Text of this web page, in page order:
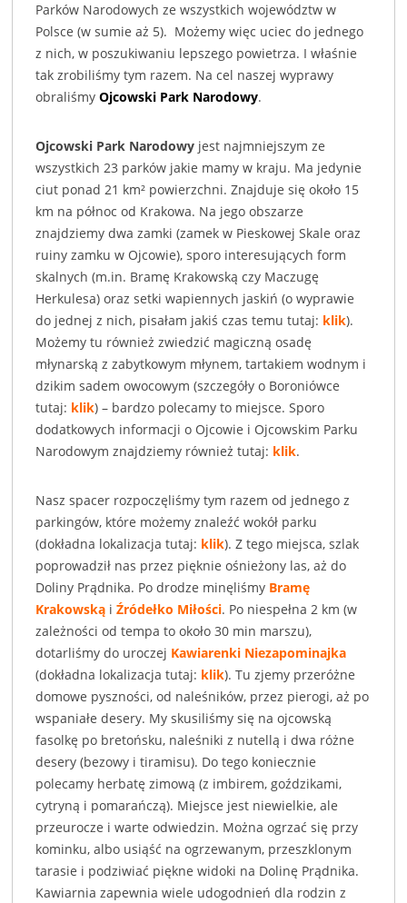
Parków Narodowych ze wszystkich województw w
Polsce (w sumie aż 5). Możemy więc uciec do jednego
z nich, w poszukiwaniu lepszego powietrza. I właśnie
tak zrobiliśmy tym razem. Na cel naszej wyprawy
obraliśmyOjcowski Park Narodowy.
Ojcowski Park Narodowy jest najmniejszym ze
wszystkich 23 parków jakie mamy w kraju. Ma jedynie
ciut ponad 21 km² powierzchni. Znajduje się około 15
km na północ od Krakowa. Na jego obszarze
znajdziemy dwa zamki (zamek w Pieskowej Skale oraz
ruiny zamku w Ojcowie), sporo interesujących form
skalnych (m.in. Bramę Krakowską czy Maczugę
Herkulesa) oraz setki wapiennych jaskiń (o wyprawie
do jednej z nich, pisałam jakiś czas temu tutaj: klik).
Możemy tu również zwiedzić magiczną osadę
młynarską z zabytkowym młynem, tartakiem wodnym i
dzikim sadem owocowym (szczegóły o Boroniówce
tutaj: klik) – bardzo polecamy to miejsce. Sporo
dodatkowych informacji o Ojcowie i Ojcowskim Parku
Narodowym znajdziemy również tutaj: klik.
Nasz spacer rozpoczęliśmy tym razem od jednego z
parkingów, które możemy znaleźć wokół parku
(dokładna lokalizacja tutaj: klik). Z tego miejsca, szlak
poprowadził nas przez pięknie ośnieżony las, aż do
Doliny Prądnika. Po drodze minęliśmy Bramę
Krakowską iŹródełko Miłości. Po niespełna 2 km (w
zależności od tempa to około 30 min marszu),
dotarliśmy do uroczej Kawiarenki Niezapominajka
(dokładna lokalizacja tutaj: klik). Tu zjemy przeróżne
domowe pyszności, od naleśników, przez pierogi, aż po
wspaniałe desery. My skusiliśmy się na ojcowską
fasolkę po bretońsku, naleśniki z nutellą i dwa różne
desery (bezowy i tiramisu). Do tego koniecznie
polecamy herbatę zimową (z imbirem, goździkami,
cytryną i pomarańczą). Miejsce jest niewielkie, ale
przeurocze i warte odwiedzin. Można ogrzać się przy
kominku, albo usiąść na ogrzewanym, przeszklonym
tarasie i podziwiać piękne widoki na Dolinę Prądnika.
Kawiarnia zapewnia wiele udogodnień dla rodzin z